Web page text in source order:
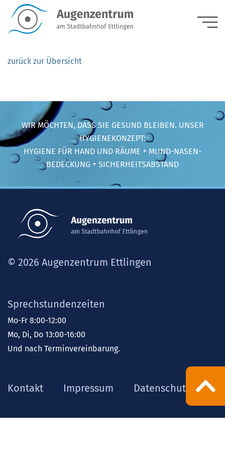
Risiken
zurück zur Übersicht
WIR MÖCHTEN, DASS SIE GESUND BLEIBEN. UNSER
HYGIENEKONZEPT:
HYGIENE FÜR HAND UND RÄUME + MUND-NASEN-
BEDECKUNG + SICHERHEITSABSTAND
© 2026 Augenzentrum Ettlingen
Sprechstundenzeiten
Mo-Fr 8:00-12:00
Mo, Di, Do 13:00-16:00
Und nach Terminvereinbarung.
Kontakt Impressum Datenschutz